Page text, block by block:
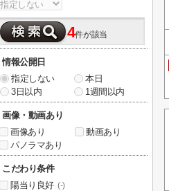
4件が該当
情報公開日
指定しない
本日
3日以内
1週間以内
画像・動画あり
画像あり
動画あり
パノラマあり
こだわり条件
陽当り良好 (-)